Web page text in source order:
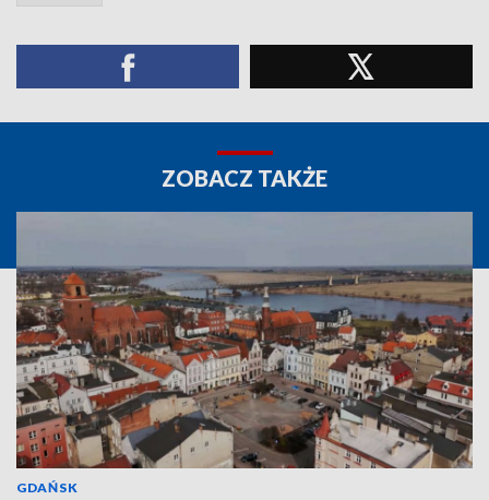
ZOBACZ TAKŻE
GDAŃSK